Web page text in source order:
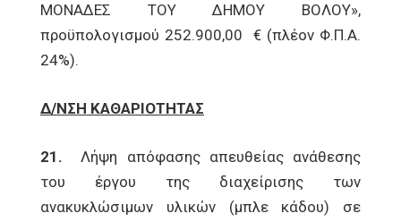
ΜΟΝΑΔΕΣ ΤΟΥ ΔΗΜΟΥ ΒΟΛΟΥ»,
προϋπολογισμού 252.900,00 € (πλέον Φ.Π.Α.
24%).
Δ/ΝΣΗ ΚΑΘΑΡΙΟΤΗΤΑΣ
21.
Λήψη απόφασης απευθείας ανάθεσης
του έργου της διαχείρισης των
ανακυκλώσιμων υλικών (μπλε κάδου) σε